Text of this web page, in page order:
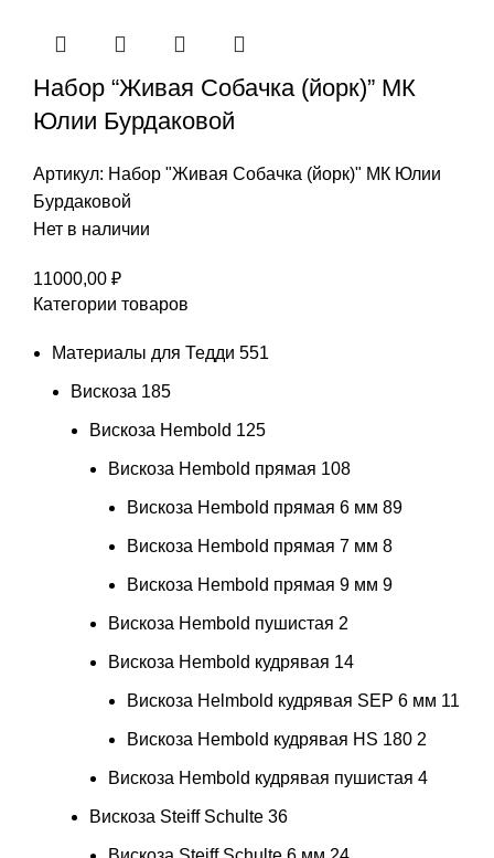
Набор “Живая Собачка (йорк)” МК
Юлии Бурдаковой
Артикул: Набор "Живая Собачка (йорк)" МК Юлии
Бурдаковой
Нет в наличии
11000,00 ₽
Категории товаров
Материалы для Тедди 551
Вискоза 185
Вискоза Hembold 125
Вискоза Hembold прямая 108
Вискоза Hembold прямая 6 мм 89
Вискоза Hembold прямая 7 мм 8
Вискоза Hembold прямая 9 мм 9
Вискоза Hembold пушистая 2
Вискоза Hembold кудрявая 14
Вискоза Helmbold кудрявая SEP 6 мм 11
Вискоза Hembold кудрявая HS 180 2
Вискоза Hembold кудрявая пушистая 4
Вискоза Steiff Schulte 36